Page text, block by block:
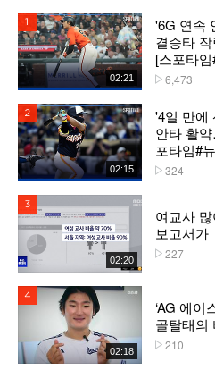
02:21
'6G 연속
결승타
[스포타
6,473
02:15
'4일 만에
안타 활
포타임#
324
02:20
여교사
보고서가
227
02:18
‘AG 에이
골탈태의
210